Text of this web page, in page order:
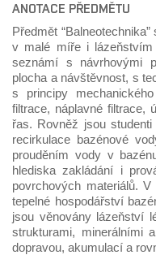
ANOTACE PŘEDMĚTU
Předmět
v malé míře i lázeňstvím
seznámí s návrhovými
plocha a návštěvnost, s
s principy
filtrace, náplavné filtrace,
řas. Rovněž jsou
recirkulace bazénové
prouděním vody v
hlediska zakládání i
povrchových materiálů.
tepelné hospodářství
jsou věnovány lázeňství
strukturami, minerálními
dopravou, akumulací a